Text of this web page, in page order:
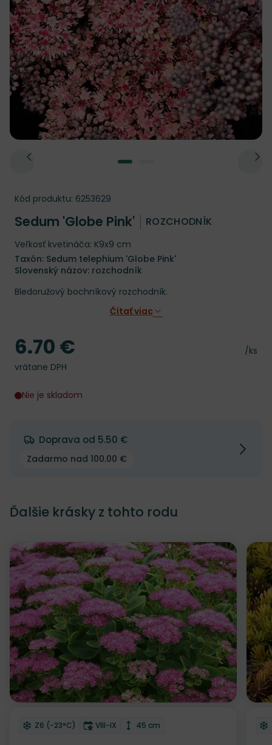
Kód produktu: 6253629
Sedum 'Globe Pink' ROZCHODNÍK
Veľkosť kvetináča: K9x9 cm
Taxón: Sedum telephium 'Globe Pink'
Slovenský názov: rozchodník
Bledoružový bochníkový rozchodník.
Čítať viac
Cena
/ks
Cena
6.70 €
vrátane DPH
Nie je skladom
Doprava od 5.50 €
Zadarmo nad 100.00 €
Ďalšie krásky z tohto rodu
Odober do zoznamu želaní
Mrazuvzdornosť
Z6 (-23°C) Doba kvitnutia
VIII-IX Výška rastliny
45 cm